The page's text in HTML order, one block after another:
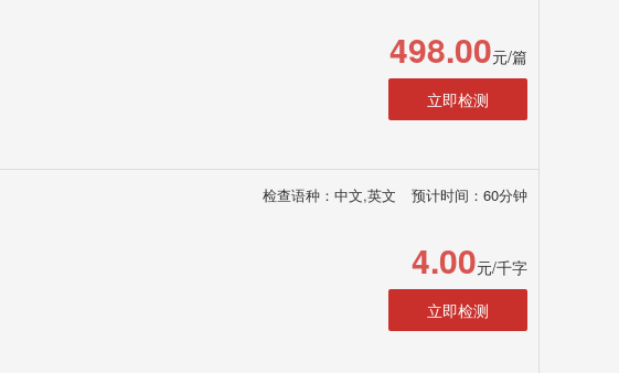
498.00元/篇
立即检测
检查语种：中文,英文 预计时间：60分钟
4.00元/千字
立即检测